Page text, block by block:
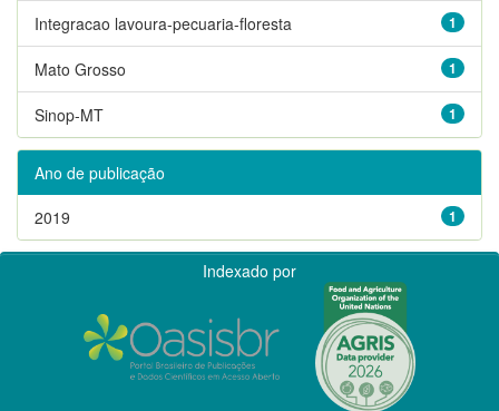
1
Integracao lavoura-pecuaria-floresta
1
Mato Grosso
1
Sinop-MT
Ano de publicação
1
2019
Indexado por